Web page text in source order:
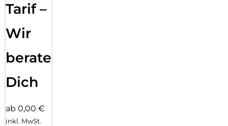
Tarif –
Wir
beraten
Dich
ab 0,00 €
inkl. MwSt.